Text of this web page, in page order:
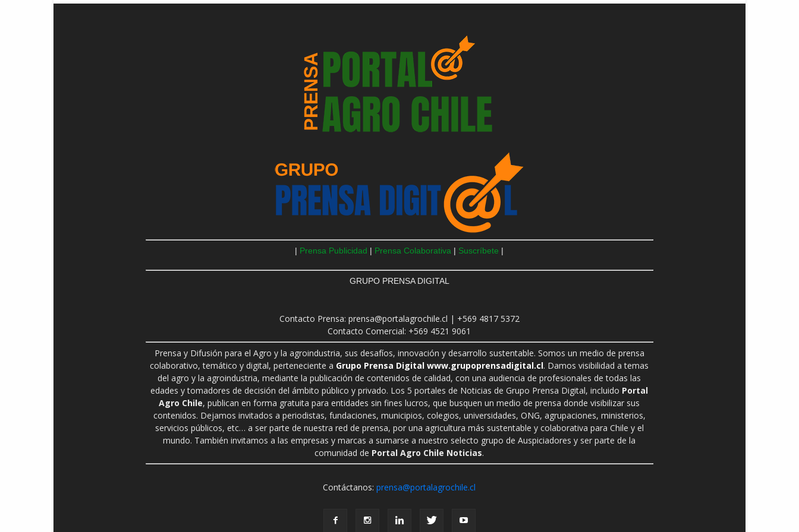
| Prensa Publicidad | Prensa Colaborativa | Suscríbete |
GRUPO PRENSA DIGITAL
Contacto Prensa: prensa@portalagrochile.cl | +569 4817 5372
Contacto Comercial: +569 4521 9061
Prensa y Difusión para el Agro y la agroindustria, sus desafíos, innovación y desarrollo sustentable. Somos un medio de prensa
colaborativo, temático y digital, perteneciente a Grupo Prensa Digital www.grupoprensadigital.cl. Damos visibilidad a temas
del agro y la agroindustria, mediante la publicación de contenidos de calidad, con una audiencia de profesionales de todas las
edades y tomadores de decisión del ámbito público y privado. Los 5 portales de Noticias de Grupo Prensa Digital, incluido Portal
Agro Chile, publican en forma gratuita para entidades sin fines lucros, que busquen un medio de prensa donde visibilizar sus
contenidos. Dejamos invitados a periodistas, fundaciones, municipios, colegios, universidades, ONG, agrupaciones, ministerios,
servicios públicos, etc… a ser parte de nuestra red de prensa, por una agricultura más sustentable y colaborativa para Chile y el
mundo. También invitamos a las empresas y marcas a sumarse a nuestro selecto grupo de Auspiciadores y ser parte de la
comunidad de Portal Agro Chile Noticias.
Contáctanos:prensa@portalagrochile.cl